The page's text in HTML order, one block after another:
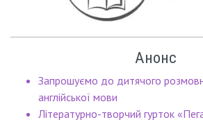
Анонс
Запрошуємо до дитячого
англійської мови
Літературно-творчий гурток